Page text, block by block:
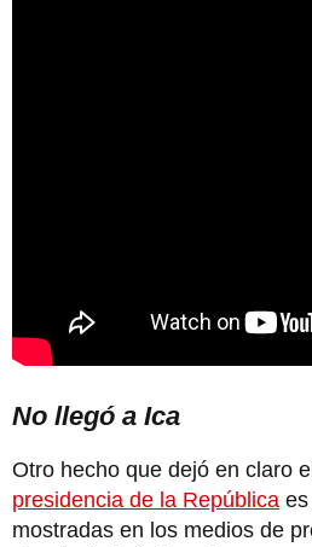
No llegó a Ica
Otro hecho que dejó en claro
presidencia de la República
mostradas en los medios de